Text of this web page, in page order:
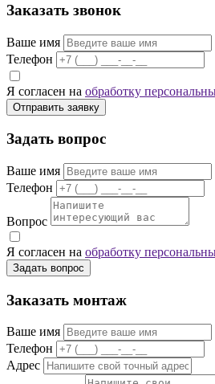
Заказать звонок
Ваше имя
Телефон
Я согласен на обработку
Отправить заявку
Задать вопрос
Ваше имя
Телефон
Вопрос
Я согласен на обработку
Задать вопрос
Заказать монтаж
Ваше имя
Телефон
Адрес